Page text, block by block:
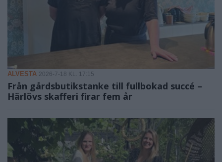
ALVESTA 2026-7-18 KL. 17:15
Från gårdsbutikstanke till fullbokad succé –
Härlövs skafferi firar fem år